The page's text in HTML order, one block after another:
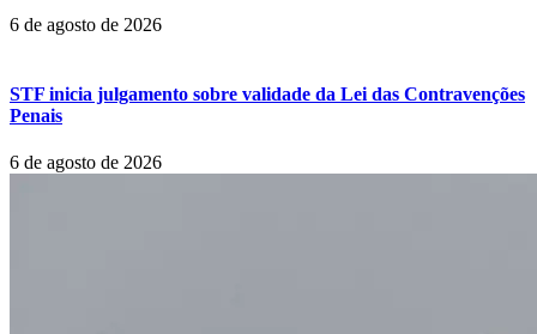
6 de agosto de 2026
STF inicia julgamento sobre validade da Lei das Contravenções
Penais
6 de agosto de 2026